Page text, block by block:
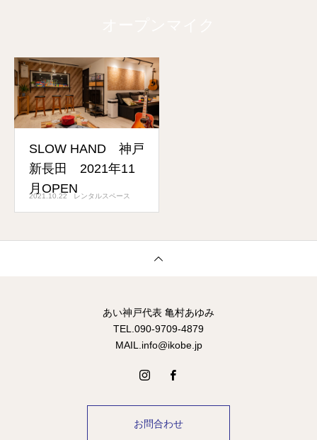
SLOW HAND 神戸
新長田 2021年11
月OPEN
2021.10.22 レンタルスペース
あい神戸代表 亀村あゆみ
TEL.090-9709-4879
MAIL.info@ikobe.jp
お問合わせ